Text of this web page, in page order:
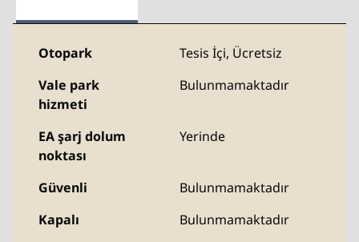
Otopark Tesis İçi, Ücretsiz
Vale park
hizmeti
Bulunmamaktadır
EA şarj dolum
noktası
Yerinde
Güvenli
Bulunmamaktadır
Kapalı
Bulunmamaktadır